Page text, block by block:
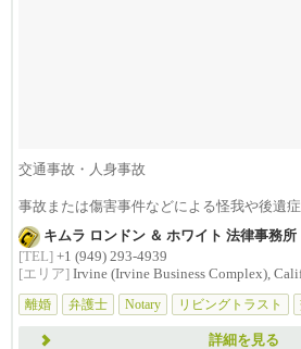
交通事故・人身事故
事故または傷害事件などによる怪我や後遺
せんか？損害賠償は治療費...
キムラ ロンドン ＆ ホワイト 法律事務所
[TEL] +1 (949) 293-4939
[エリア] Irvine (Irvine Business Complex),
離婚
弁護士 Notary リビングトラスト
詳細を見る